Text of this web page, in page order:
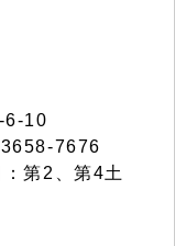
6-10
7676
第2、第4土